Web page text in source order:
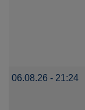
06.08.26 - 21:24